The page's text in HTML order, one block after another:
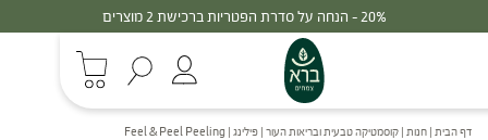
30% - הנחה על סדרת הפטריות ברכישת 3 מוצרים
דף הבית | חנות | קוסמטיקה טבעית ובריאות העור | פילינג | Feel & Peel Peeling